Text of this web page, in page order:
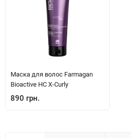
Маска для волос Farmagan
Bioactive HC X-Curly
890 грн.